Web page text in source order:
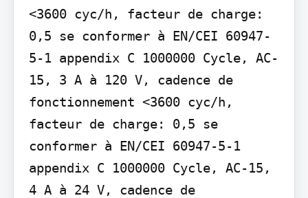
<3600 cyc/h, facteur de charge:
0,5 se conformer à EN/CEI 60947-
5-1 appendix C 1000000 Cycle, AC-
15, 3 A à 120 V, cadence de
fonctionnement <3600 cyc/h,
facteur de charge: 0,5 se
conformer à EN/CEI 60947-5-1
appendix C 1000000 Cycle, AC-15,
4 A à 24 V, cadence de